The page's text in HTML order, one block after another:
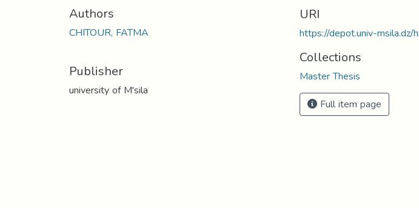
Authors
CHITOUR, FATMA
Publisher
university of M'sila
URI
https://depot.univ-
Collections
Master Thesis
Full item page